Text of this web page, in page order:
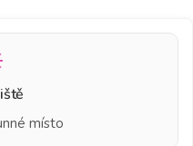
místo